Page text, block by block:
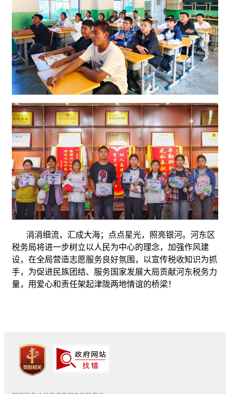
涓涓细流，汇成大海；点点星光，照亮银河。河东区
税务局将进一步树立以人民为中心的理念，加强作风建
设，在全局营造志愿服务良好氛围，以宣传税收知识为抓
手，为促进民族团结、服务国家发展大局贡献河东税务力
量，用爱心和责任架起津陇两地情谊的桥梁！